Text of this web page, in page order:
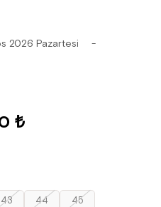
2026 Pazartesi
₺
43 44 45